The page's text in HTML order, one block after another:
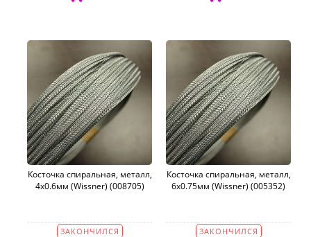
Косточка спиральная, металл,
4х0.6мм (Wissner) (008705)
ЗАКОНЧИЛСЯ
Косточка спиральная, металл,
6х0.75мм (Wissner) (005352)
ЗАКОНЧИЛСЯ